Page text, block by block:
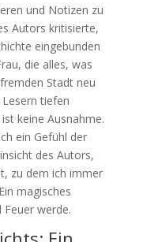
und Notizen zu
Autors kritisierte,
eingebunden
die alles, was
Stadt neu
tiefen
keine Ausnahme.
ein Gefühl der
des Autors,
zu dem ich immer
magisches
werde.